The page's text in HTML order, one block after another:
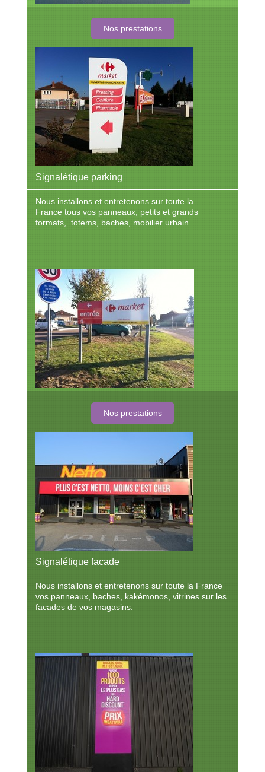
Nos prestations
Signalétique parking
Nous installons et entretenons sur toute la
France tous vos panneaux, petits et grands
formats, totems, baches, mobilier urbain.
Nos prestations
Signalétique facade
Nous installons et entretenons sur toute la France
vos panneaux, baches, kakémonos, vitrines sur les
facades de vos magasins.